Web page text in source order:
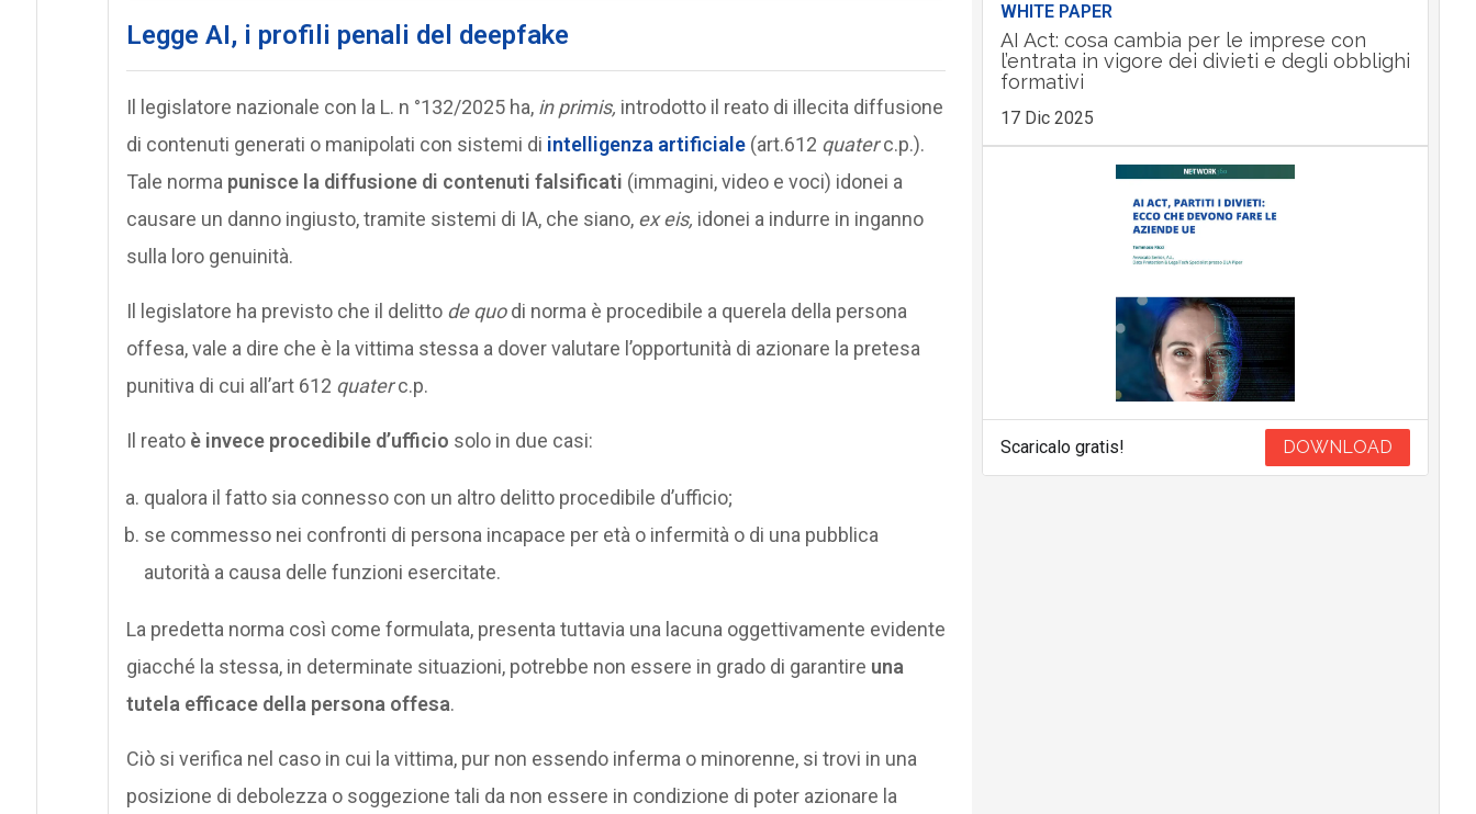
Legge AI, i profili penali del deepfake
Il legislatore nazionale con la L. n °132/2025 ha, in primis, introdotto il reato di illecita diffusione
di contenuti generati o manipolati con sistemi di intelligenza artificiale(art.612 quaterc.p.).
Tale norma punisce la diffusione di contenuti falsificati (immagini, video e voci) idonei a
causare un danno ingiusto, tramite sistemi di IA, che siano, ex eis, idonei a indurre in inganno
sulla loro genuinità.
Il legislatore ha previsto che il delitto de quodi norma è procedibile a querela della persona
offesa, vale a dire che è la vittima stessa a dover valutare l’opportunità di azionare la pretesa
punitiva di cui all’art 612 quaterc.p.
Il reato è invece procedibile d’ufficio solo in due casi:
qualora il fatto sia connesso con un altro delitto procedibile d’ufficio;
se commesso nei confronti di persona incapace per età o infermità o di una pubblica
autorità a causa delle funzioni esercitate.
La predetta norma così come formulata, presenta tuttavia una lacuna oggettivamente evidente
giacché la stessa, in determinate situazioni, potrebbe non essere in grado di garantire una
tutela efficace della persona offesa.
Ciò si verifica nel caso in cui la vittima, pur non essendo inferma o minorenne, si trovi in una
posizione di debolezza o soggezione tali da non essere in condizione di poter azionare la
WHITE PAPER
AI Act: cosa cambia per le imprese con
l’entrata in vigore dei divieti e degli obblighi
formativi
17 Dic 2025
Scaricalo gratis! DOWNLOAD